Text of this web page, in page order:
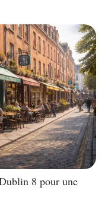
8 pour une